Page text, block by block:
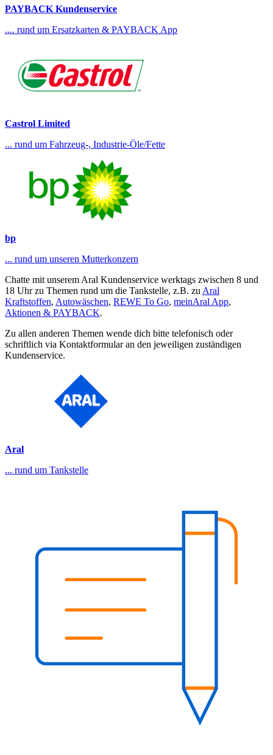
PAYBACK Kundenservice
.... rund um Ersatzkarten & PAYBACK App
Castrol Limited
... rund um Fahrzeug-, Industrie-Öle/Fette
bp
... rund um unseren Mutterkonzern
Chatte mit unserem Aral Kundenservice werktags zwischen 8 und
18 Uhr zu Themen rund um die Tankstelle, z.B. zu Aral
Kraftstoffen, Autowäschen, REWE To Go, meinAral App,
Aktionen & PAYBACK.
Zu allen anderen Themen wende dich bitte telefonisch oder
schriftlich via Kontaktformular an den jeweiligen zuständigen
Kundenservice.
Aral
... rund um Tankstelle